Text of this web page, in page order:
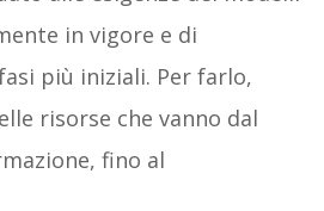
in vigore e di
più iniziali. Per farlo,
risorse che vanno dal
fino al